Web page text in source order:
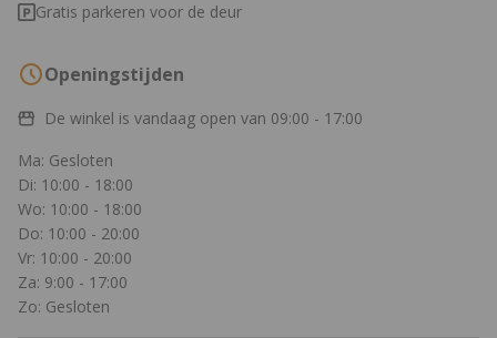
Gratis parkeren voor de deur
Openingstijden
De winkel is vandaag open van 09:00 - 17:00
Ma: Gesloten
Di: 10:00 - 18:00
Wo: 10:00 - 18:00
Do: 10:00 - 20:00
Vr: 10:00 - 20:00
Za: 9:00 - 17:00
Zo: Gesloten